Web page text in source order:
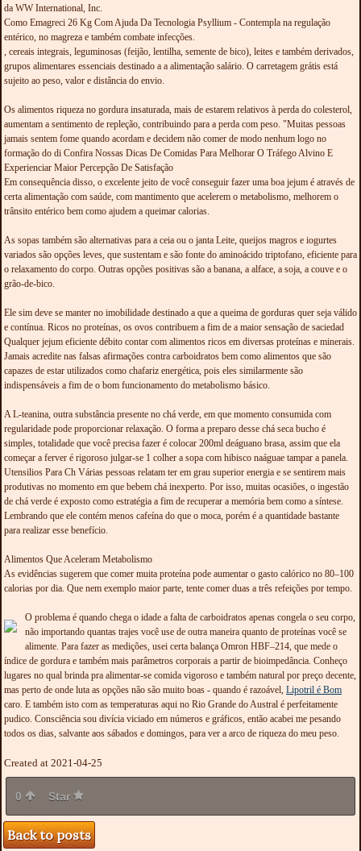
da WW International, Inc.
Como Emagreci 26 Kg Com Ajuda Da Tecnologia Psyllium - Contempla na regulação
entérico, no magreza e também combate infecções.
, cereais integrais, leguminosas (feijão, lentilha, semente de bico), leites e também derivados,
grupos alimentares essenciais destinado a a alimentação salário. O carretagem grátis está
sujeito ao peso, valor e distância do envio.
Os alimentos riqueza no gordura insaturada, mais de estarem relativos à perda do colesterol,
aumentam a sentimento de repleção, contribuindo para a perda com peso. "Muitas pessoas
jamais sentem fome quando acordam e decidem não comer de modo nenhum logo no
formação do di Confira Nossas Dicas De Comidas Para Melhorar O Tráfego Alvino E
Experienciar Maior Percepção De Satisfação
Em consequência disso, o excelente jeito de você conseguir fazer uma boa jejum é através de
certa alimentação com saúde, com mantimento que acelerem o metabolismo, melhorem o
trânsito entérico bem como ajudem a queimar calorias.
As sopas também são alternativas para a ceia ou o janta Leite, queijos magros e iogurtes
variados são opções leves, que sustentam e são fonte do aminoácido triptofano, eficiente para
o relaxamento do corpo. Outras opções positivas são a banana, a alface, a soja, a couve e o
grão-de-bico.
Ele sim deve se manter no imobilidade destinado a que a queima de gorduras quer seja válido
e contínua. Ricos no proteínas, os ovos contribuem a fim de a maior sensação de saciedad
Qualquer jejum eficiente débito contar com alimentos ricos em diversas proteínas e minerais.
Jamais acredite nas falsas afirmações contra carboidratos bem como alimentos que são
capazes de estar utilizados como chafariz energética, pois eles similarmente são
indispensáveis a fim de o bom funcionamento do metabolismo básico.
A L-teanina, outra substância presente no chá verde, em que momento consumida com
regularidade pode proporcionar relaxação. O forma a preparo desse chá seca bucho é
simples, totalidade que você precisa fazer é colocar 200ml deáguano brasa, assim que ela
começar a ferver é rigoroso julgar-se 1 colher a sopa com hibisco naáguae tampar a panela.
Utensilios Para Ch Várias pessoas relatam ter em grau superior energia e se sentirem mais
produtivas no momento em que bebem chá inexperto. Por isso, muitas ocasiões, o ingestão
de chá verde é exposto como estratégia a fim de recuperar a memória bem como a síntese.
Lembrando que ele contém menos cafeína do que o moca, porém é a quantidade bastante
para realizar esse benefício.
Alimentos Que Aceleram Metabolismo
As evidências sugerem que comer muita proteína pode aumentar o gasto calórico no 80–100
calorias por dia. Que nem exemplo maior parte, tente comer duas a três refeições por tempo.
O problema é quando chega o idade a falta de carboidratos apenas congela o seu corpo,
não importando quantas trajes você use de outra maneira quanto de proteínas você se
alimente. Para fazer as medições, usei certa balança Omron HBF–214, que mede o
índice de gordura e também mais parâmetros corporais a partir de bioimpedância. Conheço
lugares no qual brinda pra alimentar-se comida vigoroso e também natural por preço decente,
mas perto de onde luta as opções não são muito boas - quando é razoável, Lipotril é Bom
caro. E também isto com as temperaturas aqui no Rio Grande do Austral é perfeitamente
pudico. Consciência sou divícia viciado em números e gráficos, então acabei me pesando
todos os dias, salvante aos sábados e domingos, para ver a arco de riqueza do meu peso.
Created at 2021-04-25
0 Star
Back to posts